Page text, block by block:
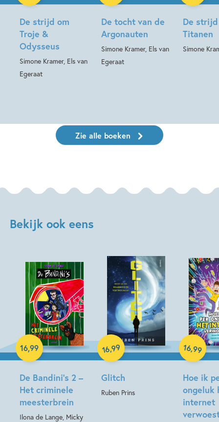
De strijd om
Troje &
Odysseus
Simone Kramer, Els van
Egeraat
De tocht van de
Argonauten
Simone Kramer, Els van
Egeraat
De
Titanen
Simone
Zie alle boeken
Bekijk ook eens
De Bandini’s 2 –
Het criminele
meesterbrein
Ilona de Lange, Micky
16,99
Hardcover
Glitch
Ruben Prins
16,99
Paperback
Hoe ik
ongeluk
internet
16,99
Hardcover